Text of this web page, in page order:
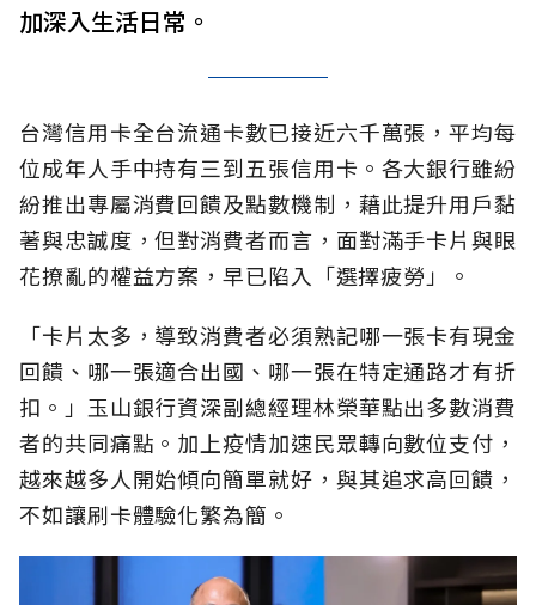
加深入生活日常。
台灣信用卡全台流通卡數已接近六千萬張，平均每
位成年人手中持有三到五張信用卡。各大銀行雖紛
紛推出專屬消費回饋及點數機制，藉此提升用戶黏
著與忠誠度，但對消費者而言，面對滿手卡片與眼
花撩亂的權益方案，早已陷入「選擇疲勞」。
「卡片太多，導致消費者必須熟記哪一張卡有現金
回饋、哪一張適合出國、哪一張在特定通路才有折
扣。」玉山銀行資深副總經理林榮華點出多數消費
者的共同痛點。加上疫情加速民眾轉向數位支付，
越來越多人開始傾向簡單就好，與其追求高回饋，
不如讓刷卡體驗化繁為簡。